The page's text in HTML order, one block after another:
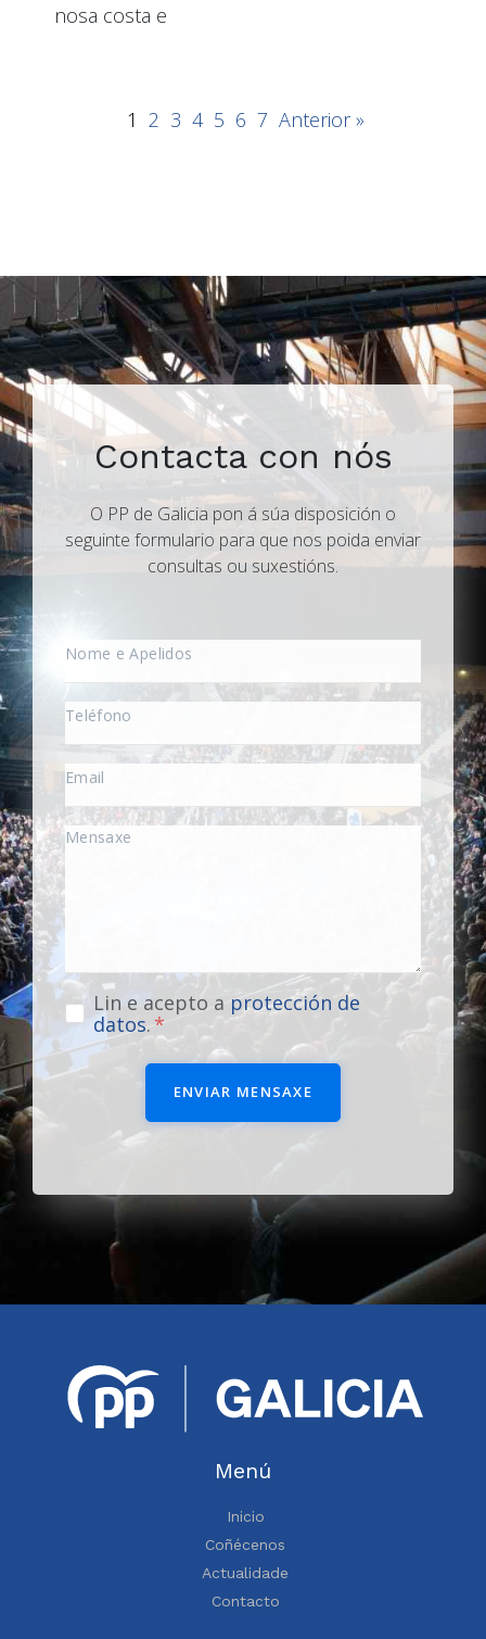
nosa costa e
1 2 3 4 5 6 7 Anterior »
Contacta con nós
O PP de Galicia pon á súa disposición o
seguinte formulario para que nos poida enviar
consultas ou suxestións.
Lin e acepto a protección de
datos.
ENVIAR MENSAXE
Menú
Inicio
Coñécenos
Actualidade
Contacto